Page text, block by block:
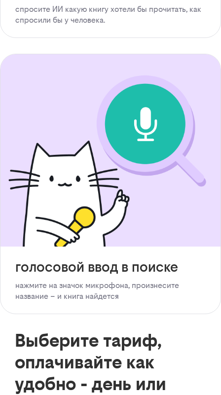
спросите ИИ какую книгу хотели бы прочитать, как
спросили бы у человека.
голосовой ввод в поиске
нажмите на значок микрофона, произнесите
название – и книга найдется
Выберите тариф,
оплачивайте как
удобно - день или